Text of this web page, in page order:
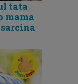
tata
mama